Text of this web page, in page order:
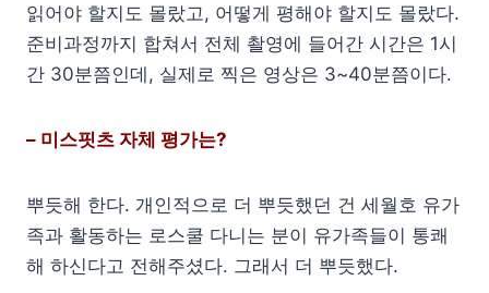
읽어야 할지도 몰랐고, 어떻게 평해야 할지도 몰랐다.
준비과정까지 합쳐서 전체 촬영에 들어간 시간은 1시
간 30분쯤인데, 실제로 찍은 영상은 3~40분쯤이다.
– 미스핏츠 자체 평가는?
뿌듯해 한다. 개인적으로 더 뿌듯했던 건 세월호 유가
족과 활동하는 로스쿨 다니는 분이 유가족들이 통쾌
해 하신다고 전해주셨다. 그래서 더 뿌듯했다.